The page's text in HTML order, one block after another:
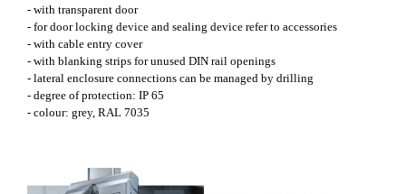
- with transparent door
- for door locking device and sealing device refer to accessories
- with cable entry cover
- with blanking strips for unused DIN rail openings
- lateral enclosure connections can be managed by drilling
- degree of protection: IP 65
- colour: grey, RAL 7035